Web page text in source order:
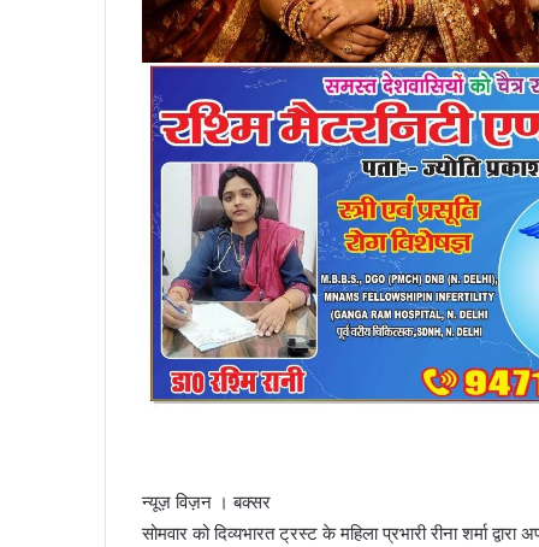
न्यूज़ विज़न । बक्सर
सोमवार को दिव्यभारत ट्रस्ट के महिला प्रभारी रीना शर्मा